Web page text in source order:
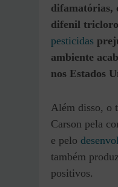
difamatórias,
difenil
pesticidas
ambiente
nos Estados
Além disso, o
Carson pela
e pelo
também
positivos.